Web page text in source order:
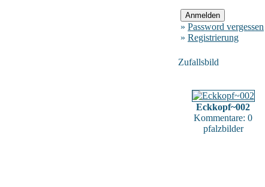
» Password vergessen
» Registrierung
Zufallsbild
Eckkopf~002
Kommentare: 0
pfalzbilder